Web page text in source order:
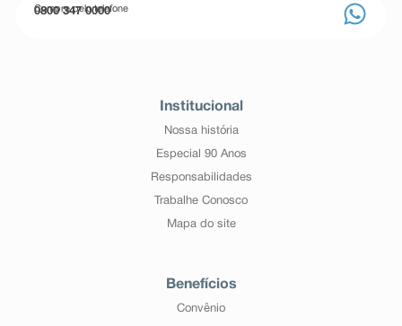
Compre pelo telefone
0800 347 0000
Institucional
Nossa história
Especial 90 Anos
Responsabilidades
Trabalhe Conosco
Mapa do site
Benefícios
Convênio